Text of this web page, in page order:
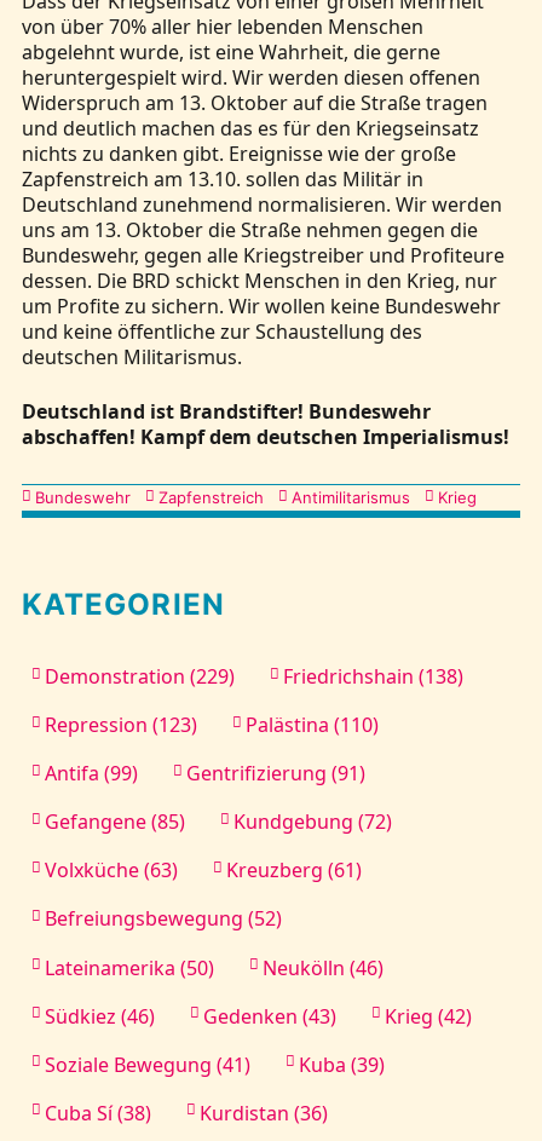
von über 70% aller hier lebenden Menschen
abgelehnt wurde, ist eine Wahrheit, die gerne
heruntergespielt wird. Wir werden diesen offenen
Widerspruch am 13. Oktober auf die Straße tragen
und deutlich machen das es für den Kriegseinsatz
nichts zu danken gibt. Ereignisse wie der große
Zapfenstreich am 13.10. sollen das Militär in
Deutschland zunehmend normalisieren. Wir werden
uns am 13. Oktober die Straße nehmen gegen die
Bundeswehr, gegen alle Kriegstreiber und Profiteure
dessen. Die BRD schickt Menschen in den Krieg, nur
um Profite zu sichern. Wir wollen keine Bundeswehr
und keine öffentliche zur Schaustellung des
deutschen Militarismus.
Deutschland ist Brandstifter! Bundeswehr
abschaffen! Kampf dem deutschen Imperialismus!
Kategorien
Bundeswehr Zapfenstreich Antimilitarismus Krieg
KATEGORIEN
Demonstration (229)
Friedrichshain (138)
Repression (123)
Palästina (110)
Antifa (99)
Gentrifizierung (91)
Gefangene (85)
Kundgebung (72)
Volxküche (63)
Kreuzberg (61)
Befreiungsbewegung (52)
Lateinamerika (50)
Neukölln (46)
Südkiez (46)
Gedenken (43)
Krieg (42)
Soziale Bewegung (41)
Kuba (39)
Cuba Sí (38)
Kurdistan (36)